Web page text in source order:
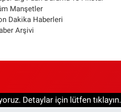
Manşetler
Dakika Haberleri
Arşivi
Detaylar için lütfen tıklayın.